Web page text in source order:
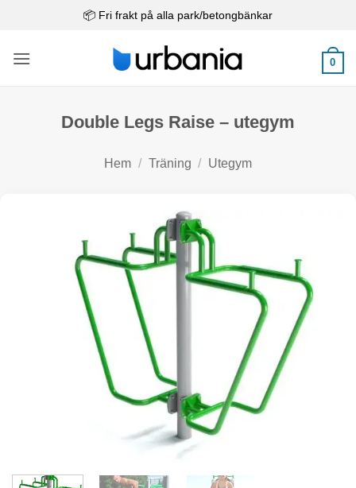
📦 Fri frakt på alla park/betongbänkar
0
Double Legs Raise – utegym
Hem / Träning / Utegym